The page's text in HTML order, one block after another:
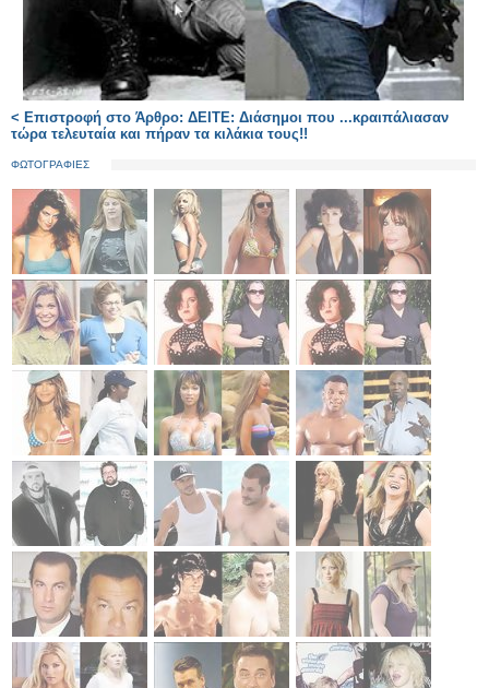
< Επιστροφή στο Άρθρο: ΔΕΙΤΕ: Διάσημοι που ...κραιπάλιασαν
τώρα τελευταία και πήραν τα κιλάκια τους!!
ΦΩΤΟΓΡΑΦΙΕΣ